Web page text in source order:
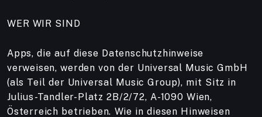
WER WIR SIND
Apps, die auf diese Datenschutzhinweise
verweisen, werden von der Universal Music GmbH
(als Teil der Universal Music Group), mit Sitz in
Julius-Tandler-Platz 2B/2/72, A-1090 Wien,
Österreich betrieben. Wie in diesen Hinweisen